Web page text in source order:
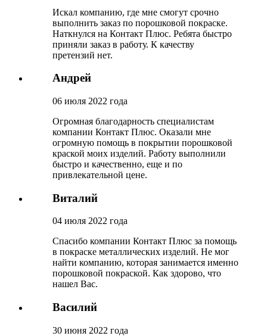
Искал компанию, где мне смогут срочно
выполнить заказ по порошковой покраске.
Наткнулся на Контакт Плюс. Ребята быстро
приняли заказ в работу. К качеству
претензий нет.
Андрей
06 июля 2022 года
Огромная благодарность специалистам
компании Контакт Плюс. Оказали мне
огромную помощь в покрытии порошковой
краской моих изделий. Работу выполнили
быстро и качественно, еще и по
привлекательной цене.
Виталий
04 июля 2022 года
Спасибо компании Контакт Плюс за помощь
в покраске металлических изделий. Не мог
найти компанию, которая занимается именно
порошковой покраской. Как здорово, что
нашел Вас.
Василий
30 июня 2022 года